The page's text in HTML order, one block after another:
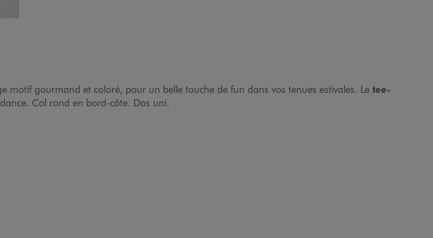
motif gourmand et coloré, pour un belle touche de fun dans vos tenues estivales. Le tee-
Col rond en bord-côte. Dos uni.